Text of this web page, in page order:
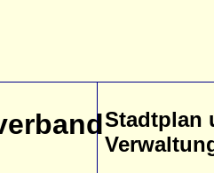
Stadtplan